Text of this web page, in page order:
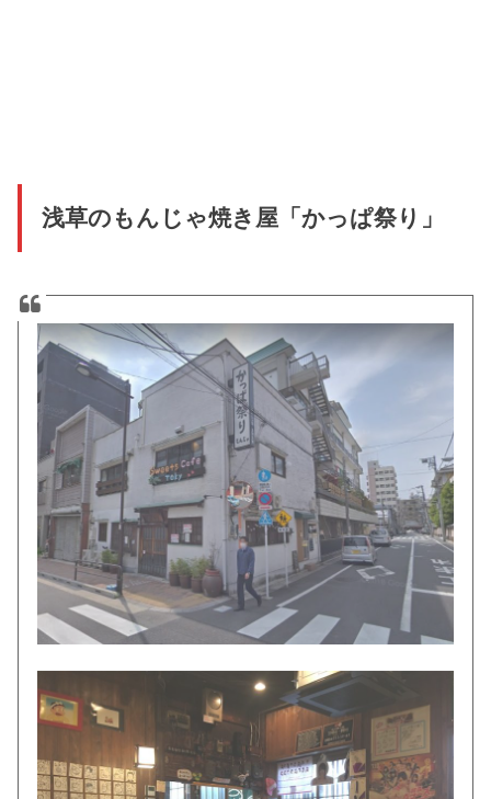
浅草のもんじゃ焼き屋「かっぱ祭り」